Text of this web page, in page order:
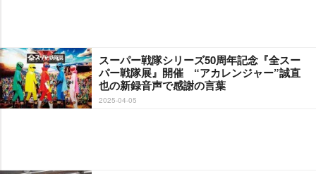
スーパー戦隊シリーズ50周年記念『全スー
パー戦隊展』開催 “アカレンジャー”誠直
也の新録音声で感謝の言葉
2025-04-05